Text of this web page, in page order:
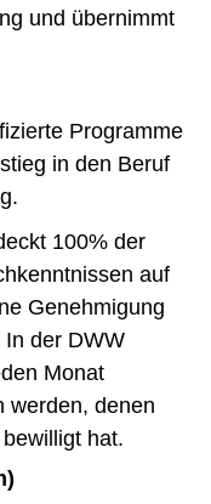
und übernimmt
Programme
in den Beruf
100% der
auf
Genehmigung
der DWW
Monat
werden, denen
hat.